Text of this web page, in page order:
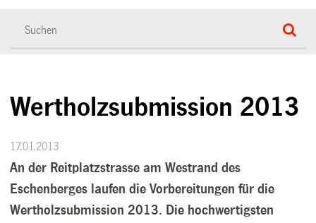
Wertholzsubmission 2013
17.01.2013
An der Reitplatzstrasse am Westrand des
Eschenberges laufen die Vorbereitungen für die
Wertholzsubmission 2013. Die hochwertigsten